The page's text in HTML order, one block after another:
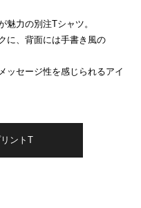
魅力の別注Tシャツ。
に、背面には手書き風の
ッセージ性を感じられるアイ
ントT